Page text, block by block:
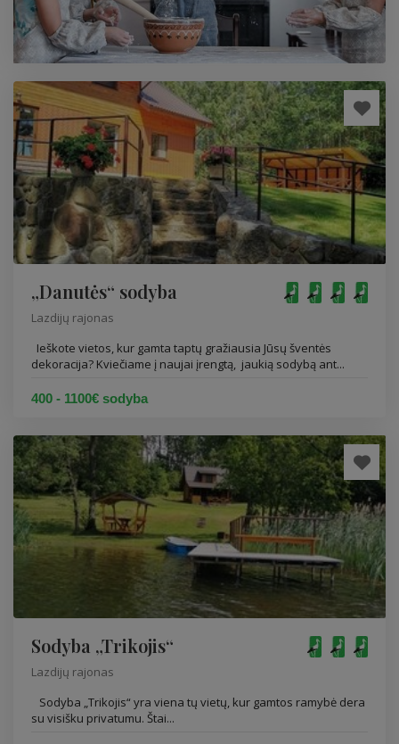
„Danutės“ sodyba
Lazdijų rajonas
Ieškote vietos, kur gamta taptų gražiausia Jūsų šventės
dekoracija? Kviečiame į naujai įrengtą, jaukią sodybą ant...
400 - 1100€ sodyba
Sodyba „Trikojis“
Lazdijų rajonas
Sodyba „Trikojis“ yra viena tų vietų, kur gamtos ramybė dera
su visišku privatumu. Štai...